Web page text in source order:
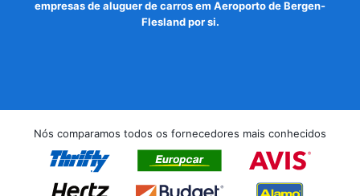
empresas de aluguer de carros em Aeroporto de Bergen-
Flesland por si.
Nós comparamos todos os fornecedores mais conhecidos